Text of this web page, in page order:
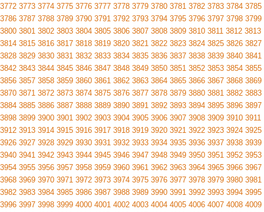
3772 3773 3774 3775 3776 3777 3778 3779 3780 3781 3782 3783 3784 3785
3786 3787 3788 3789 3790 3791 3792 3793 3794 3795 3796 3797 3798 3799
3800 3801 3802 3803 3804 3805 3806 3807 3808 3809 3810 3811 3812 3813
3814 3815 3816 3817 3818 3819 3820 3821 3822 3823 3824 3825 3826 3827
3828 3829 3830 3831 3832 3833 3834 3835 3836 3837 3838 3839 3840 3841
3842 3843 3844 3845 3846 3847 3848 3849 3850 3851 3852 3853 3854 3855
3856 3857 3858 3859 3860 3861 3862 3863 3864 3865 3866 3867 3868 3869
3870 3871 3872 3873 3874 3875 3876 3877 3878 3879 3880 3881 3882 3883
3884 3885 3886 3887 3888 3889 3890 3891 3892 3893 3894 3895 3896 3897
3898 3899 3900 3901 3902 3903 3904 3905 3906 3907 3908 3909 3910 3911
3912 3913 3914 3915 3916 3917 3918 3919 3920 3921 3922 3923 3924 3925
3926 3927 3928 3929 3930 3931 3932 3933 3934 3935 3936 3937 3938 3939
3940 3941 3942 3943 3944 3945 3946 3947 3948 3949 3950 3951 3952 3953
3954 3955 3956 3957 3958 3959 3960 3961 3962 3963 3964 3965 3966 3967
3968 3969 3970 3971 3972 3973 3974 3975 3976 3977 3978 3979 3980 3981
3982 3983 3984 3985 3986 3987 3988 3989 3990 3991 3992 3993 3994 3995
3996 3997 3998 3999 4000 4001 4002 4003 4004 4005 4006 4007 4008 4009